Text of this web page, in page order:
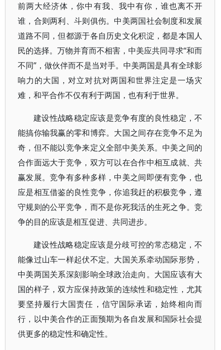
前两大经济体，你中有我、我中有你，谁也离不开
谁，合则两利、斗则俱伤。中美两国社会制度和发展
道路不同，但都源于各自历史文化积淀，都是本国人
民的选择。万物并育而不相害，中美应共同寻求“和而
不同”，做伙伴而不是当对手。中美两国是具有全球影
响力的大国，对立对抗对两国和世界注定是一场灾
难，和平合作不仅有利于两国，也有利于世界。
建设性战略稳定应该是竞争有度的良性稳定，不
能搞你输我赢的零和博弈。大国之间存在竞争不足为
奇，但不能以竞争来定义全部中美关系。中美之间的
合作面远大于竞争，双方可以在合作中相互成就、共
赢发展。竞争有多种多样，中美之间即便有竞争，也
应是相互借鉴的良性竞争，你追我赶的积极竞争，遵
守规则的公平竞争，而不是你死我活的生死之争。竞
争的目的应该是相互促进、共同进步。
建设性战略稳定应该是分歧可控的常态稳定，不
能像过山车一样起伏不定。大国关系牵动国际形势，
中美两国关系深刻影响全球政治走向。大国应该有大
国的样子，双方应保持政策的连续性和稳定性，尤其
要坚持履行大国责任，信守国际承诺，始终相向而
行，以中美合作的正面预期为各自发展和国际社会提
供更多的稳定性和确定性。